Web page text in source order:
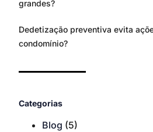
grandes?
Dedetização preventiva evita
condomínio?
Categorias
Blog (5)